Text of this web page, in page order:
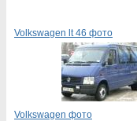
Volkswagen lt 46 фото
Volkswagen фото